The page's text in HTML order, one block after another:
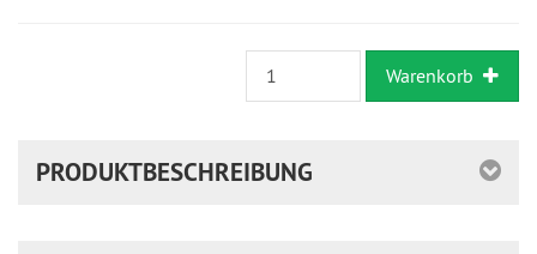
Warenkorb
PRODUKTBESCHREIBUNG